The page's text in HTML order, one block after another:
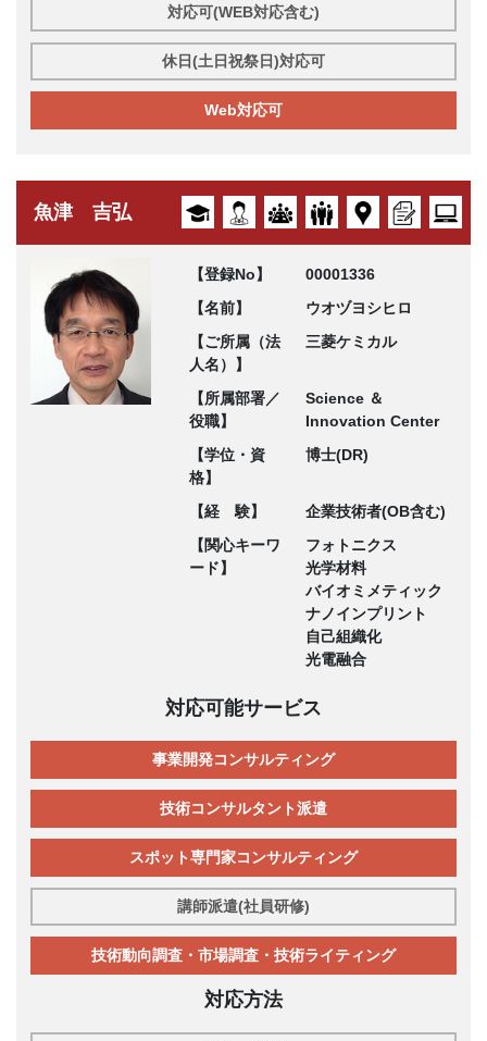
対応可(WEB対応含む)
休日(土日祝祭日)対応可
Web対応可
魚津 吉弘
【登録No】
00001336
【名前】
ウオヅヨシヒロ
【ご所属（法
人名）】
三菱ケミカル
【所属部署／
役職】
Science ＆
Innovation Center
【学位・資
格】
博士(DR)
【経 験】
企業技術者(OB含む)
【関心キーワ
ード】
フォトニクス
光学材料
バイオミメティック
ナノインプリント
自己組織化
光電融合
対応可能サービス
事業開発コンサルティング
技術コンサルタント派遣
スポット専門家コンサルティング
講師派遣(社員研修)
技術動向調査・市場調査・技術ライティング
対応方法